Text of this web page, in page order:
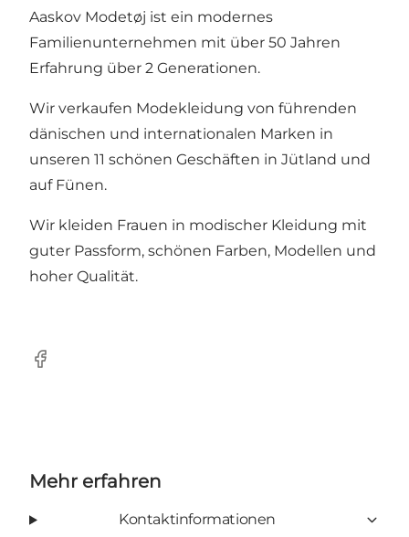
Aaskov Modetøj ist ein modernes
Familienunternehmen mit über 50 Jahren
Erfahrung über 2 Generationen.
Wir verkaufen Modekleidung von führenden
dänischen und internationalen Marken in
unseren 11 schönen Geschäften in Jütland und
auf Fünen.
Wir kleiden Frauen in modischer Kleidung mit
guter Passform, schönen Farben, Modellen und
hoher Qualität.
Facebook
Mehr erfahren
Kontaktinformationen